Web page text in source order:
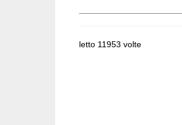
letto 11953 volte